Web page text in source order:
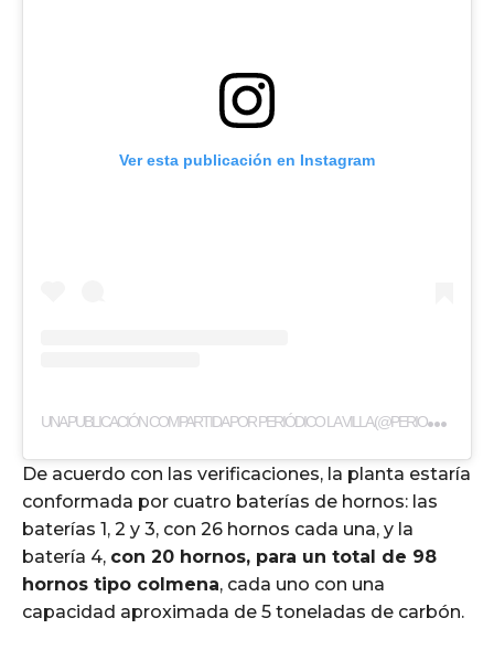
Ver esta publicación en Instagram
U
NA PUBLICACIÓN COMPARTIDA POR PERIÓDICO LA VILLA (@PERIODICOLAVILLA)
De acuerdo con las verificaciones, la planta estaría
conformada por cuatro baterías de hornos: las
baterías 1, 2 y 3, con 26 hornos cada una, y la
batería 4, con 20 hornos, para un total de 98
hornos tipo colmena, cada uno con una
capacidad aproximada de 5 toneladas de carbón.